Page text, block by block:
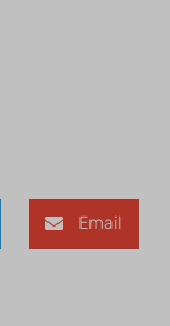
Email